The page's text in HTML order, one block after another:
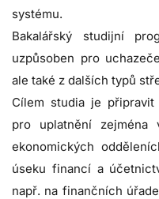
systému.
Bakalářský studijní
uzpůsoben pro
ale také z dalších typů
Cílem studia je připravit
pro uplatnění
ekonomických
úseku financí a
např. na finančních